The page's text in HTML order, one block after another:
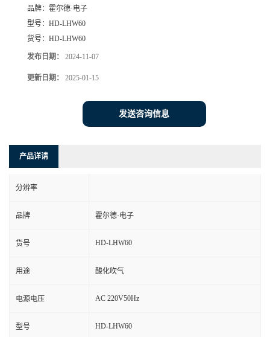
品牌： 霍尔德·电子
型号： HD-LHW60
货号： HD-LHW60
发布日期： 2024-11-07
更新日期： 2025-01-15
发送咨询信息
产品详请
分辨率
品牌 霍尔德·电子
货号 HD-LHW60
用途 酸化吹气
电源电压 AC 220V50Hz
型号 HD-LHW60